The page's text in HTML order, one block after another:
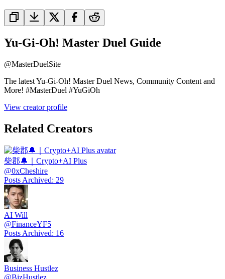
Yu-Gi-Oh! Master Duel Guide
@MasterDuelSite
The latest Yu-Gi-Oh! Master Duel News, Community Content and
More! #MasterDuel #YuGiOh
View creator profile
Related Creators
柴郡🔔｜Crypto+AI Plus
@0xCheshire
Posts Archived: 29
AI Will
@FinanceYF5
Posts Archived: 16
Business Hustlez
@BizHustlez